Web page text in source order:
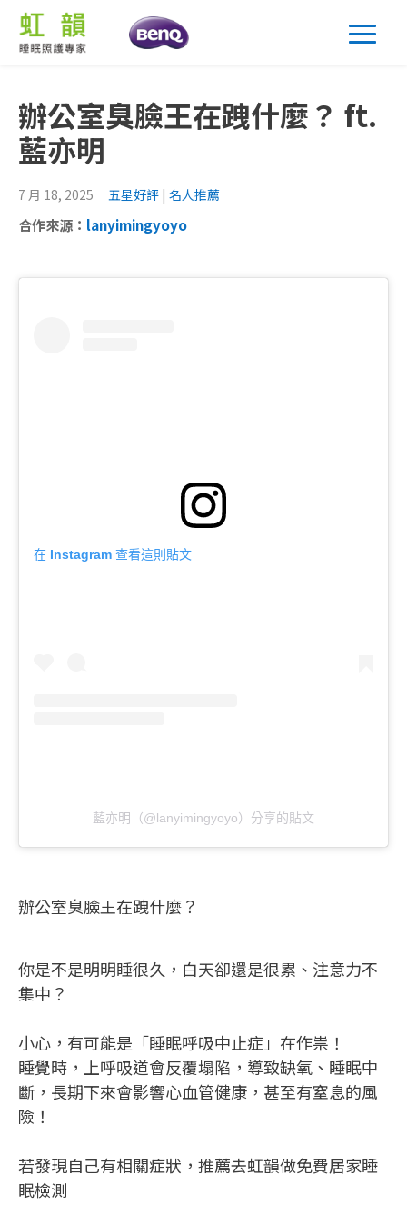
辦公室臭臉王在跩什麼？ ft.
藍亦明
7 月 18, 2025 五星好評 | 名⼈推薦
合作來源： lanyimingyoyo
在 Instagram 查看這則貼文
藍亦明（@lanyimingyoyo）分享的貼文
辦公室臭臉王在跩什麼？
你是不是明明睡很久，白天卻還是很累、注意力不
集中？
小心，有可能是「睡眠呼吸中止症」在作祟！
睡覺時，上呼吸道會反覆塌陷，導致缺氧、睡眠中
斷，長期下來會影響心血管健康，甚至有窒息的風
險！
若發現自己有相關症狀，推薦去虹韻做免費居家睡
眠檢測